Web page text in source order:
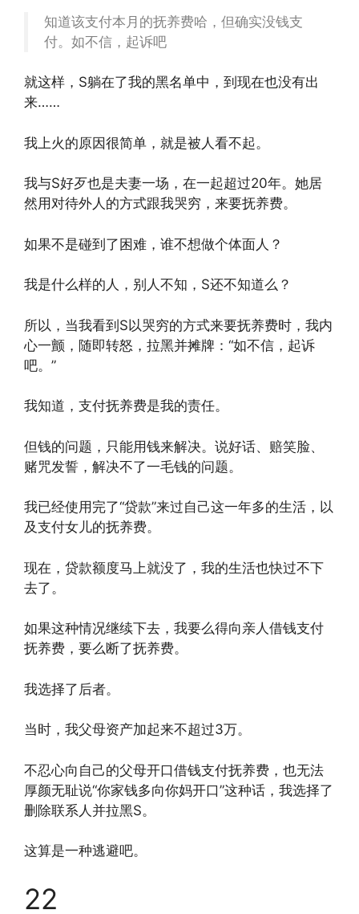
知道该支付本月的抚养费哈，但确实没钱支
付。如不信，起诉吧
就这样，S躺在了我的黑名单中，到现在也没有出
来……
我上火的原因很简单，就是被人看不起。
我与S好歹也是夫妻一场，在一起超过20年。她居
然用对待外人的方式跟我哭穷，来要抚养费。
如果不是碰到了困难，谁不想做个体面人？
我是什么样的人，别人不知，S还不知道么？
所以，当我看到S以哭穷的方式来要抚养费时，我内
心一颤，随即转怒，拉黑并摊牌：“如不信，起诉
吧。”
我知道，支付抚养费是我的责任。
但钱的问题，只能用钱来解决。说好话、赔笑脸、
赌咒发誓，解决不了一毛钱的问题。
我已经使用完了“贷款”来过自己这一年多的生活，以
及支付女儿的抚养费。
现在，贷款额度马上就没了，我的生活也快过不下
去了。
如果这种情况继续下去，我要么得向亲人借钱支付
抚养费，要么断了抚养费。
我选择了后者。
当时，我父母资产加起来不超过3万。
不忍心向自己的父母开口借钱支付抚养费，也无法
厚颜无耻说“你家钱多向你妈开口”这种话，我选择了
删除联系人并拉黑S。
这算是一种逃避吧。
22